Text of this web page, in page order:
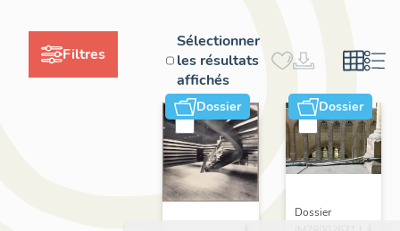
Filtres
Sélectionner
les résultats
affichés
Dossier Dossier
Dossier